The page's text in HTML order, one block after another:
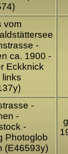
vom
-
ca. 1900 -
Eckknick
links
-
-
-
Photoglob
(E46593y)